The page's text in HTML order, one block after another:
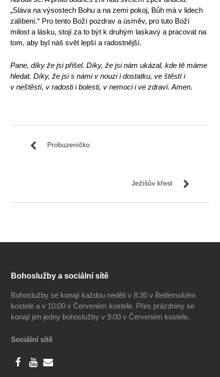
„Sláva na výsostech Bohu a na zemi pokoj, Bůh má v lidech
zalíbení.“ Pro tento Boží pozdrav a úsměv, pro tuto Boží
milost a lásku, stojí za to být k druhým laskavý a pracovat na
tom, aby byl náš svět lepší a radostnější.
Pane, díky že jsi přišel. Díky, že jsi nám ukázal, kde tě máme
hledat. Díky, že jsi s námi v nouzi i dostatku, ve štěstí i
v neštěstí, v radosti i bolesti, v nemoci i ve zdraví. Amen.
Probuzeníčko
Ježíšův křest
Bohoslužby a sociální sítě
Bohoslužby se konají každou neděli v 8:30 v Betlémském
kostele a v 10:00 v Červeném kostele. Přes prázdniny se
konají jen jedny bohoslužby v 9:00 v Červeném kostele.
Sociální sítě